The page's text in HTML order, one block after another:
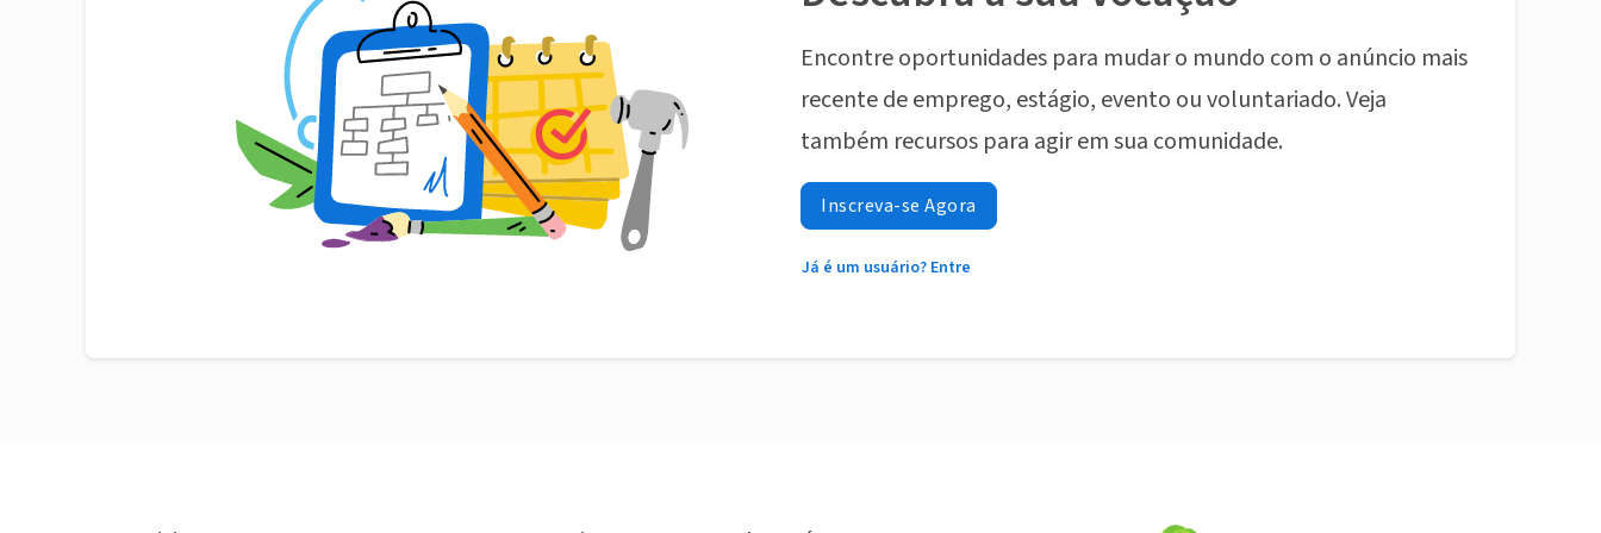
Encontre oportunidades para mudar o mundo com o anúncio mais
recente de emprego, estágio, evento ou voluntariado. Veja
também recursos para agir em sua comunidade.
Inscreva-se Agora
Já é um usuário? Entre